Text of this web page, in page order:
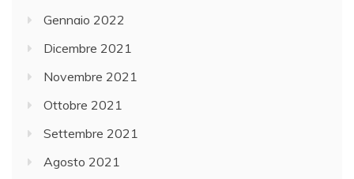
Gennaio 2022
Dicembre 2021
Novembre 2021
Ottobre 2021
Settembre 2021
Agosto 2021